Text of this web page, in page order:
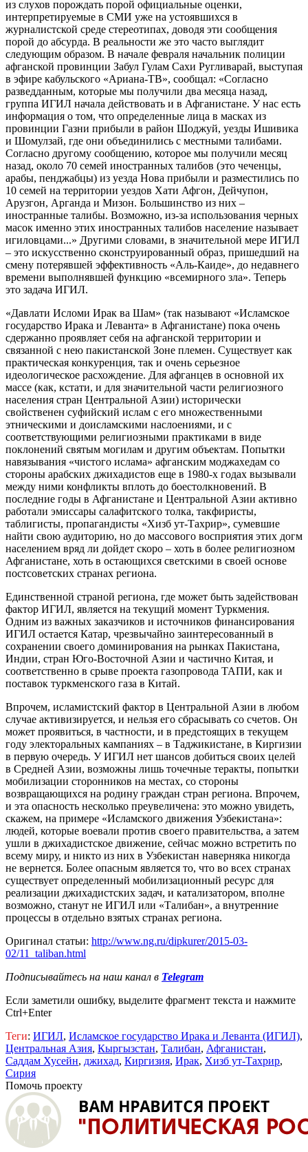
из слухов порождать порой официальные оценки,
интерпретируемые в СМИ уже на устоявшихся в
журналистской среде стереотипах, доводя эти сообщения
порой до абсурда. В реальности же это часто выглядит
следующим образом. В начале февраля начальник полиции
афганской провинции Забул Гулам Сахи Ругливарай, выступая
в эфире кабульского «Ариана-ТВ», сообщал: «Согласно
разведданным, которые мы получили два месяца назад,
группа ИГИЛ начала действовать и в Афганистане. У нас есть
информация о том, что определенные лица в масках из
провинции Газни прибыли в район Шоджуй, уезды Ишивика
и Шомулзай, где они объединились с местными талибами.
Согласно другому сообщению, которое мы получили месяц
назад, около 70 семей иностранных талибов (это чеченцы,
арабы, пенджабцы) из уезда Нова прибыли и разместились по
10 семей на территории уездов Хати Афгон, Дейчупон,
Арузгон, Арганда и Мизон. Большинство из них –
иностранные талибы. Возможно, из-за использования черных
масок именно этих иностранных талибов население называет
игиловцами...» Другими словами, в значительной мере ИГИЛ
– это искусственно сконструированный образ, пришедший на
смену потерявшей эффективность «Аль-Каиде», до недавнего
времени выполнявшей функцию «всемирного зла». Теперь
это задача ИГИЛ.
«Давлати Исломи Ирак ва Шам» (так называют «Исламское
государство Ирака и Леванта» в Афганистане) пока очень
сдержанно проявляет себя на афганской территории и
связанной с нею пакистанской Зоне племен. Существует как
практическая конкуренция, так и очень серьезное
идеологическое расхождение. Для афганцев в основной их
массе (как, кстати, и для значительной части религиозного
населения стран Центральной Азии) исторически
свойственен суфийский ислам с его множественными
этническими и доисламскими наслоениями, и с
соответствующими религиозными практиками в виде
поклонений святым могилам и другим объектам. Попытки
навязывания «чистого ислама» афганским моджахедам со
стороны арабских джихадистов еще в 1980-х годах вызывали
между ними конфликты вплоть до боестолкновений. В
последние годы в Афганистане и Центральной Азии активно
работали эмиссары салафитского толка, такфиристы,
таблигисты, пропагандисты «Хизб ут-Тахрир», сумевшие
найти свою аудиторию, но до массового восприятия этих догм
населением вряд ли дойдет скоро – хоть в более религиозном
Афганистане, хоть в остающихся светскими в своей основе
постсоветских странах региона.
Единственной страной региона, где может быть задействован
фактор ИГИЛ, является на текущий момент Туркмения.
Одним из важных заказчиков и источников финансирования
ИГИЛ остается Катар, чрезвычайно заинтересованный в
сохранении своего доминирования на рынках Пакистана,
Индии, стран Юго-Восточной Азии и частично Китая, и
соответственно в срыве проекта газопровода ТАПИ, как и
поставок туркменского газа в Китай.
Впрочем, исламистский фактор в Центральной Азии в любом
случае активизируется, и нельзя его сбрасывать со счетов. Он
может проявиться, в частности, и в предстоящих в текущем
году электоральных кампаниях – в Таджикистане, в Киргизии
в первую очередь. У ИГИЛ нет шансов добиться своих целей
в Средней Азии, возможны лишь точечные теракты, попытки
мобилизации сторонников на местах, со стороны
возвращающихся на родину граждан стран региона. Впрочем,
и эта опасность несколько преувеличена: это можно увидеть,
скажем, на примере «Исламского движения Узбекистана»:
людей, которые воевали против своего правительства, а затем
ушли в джихадистское движение, сейчас можно встретить по
всему миру, и никто из них в Узбекистан наверняка никогда
не вернется. Более опасным является то, что во всех странах
существует определенный мобилизационный ресурс для
реализации джихадистских задач, и катализатором, вполне
возможно, станут не ИГИЛ или «Талибан», а внутренние
процессы в отдельно взятых странах региона.
Оригинал статьи: http://www.ng.ru/dipkurer/2015-03-
02/11_taliban.html
Подписывайтесь на наш канал в Telegram
Если заметили ошибку, выделите фрагмент текста и нажмите
Ctrl+Enter
Теги: ИГИЛ, Исламское государство Ирака и Леванта (ИГИЛ),
Центральная Азия, Кыргызстан, Талибан, Афганистан,
Саддам Хусейн, джихад, Киргизия, Ирак, Хизб ут-Тахрир,
Сирия
Помочь проекту